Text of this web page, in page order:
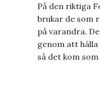
På den riktiga
brukar de som
på varandra.
genom att
så det kom